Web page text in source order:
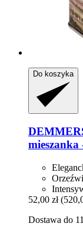
Do koszyka
52,00 zł
Dostawa do